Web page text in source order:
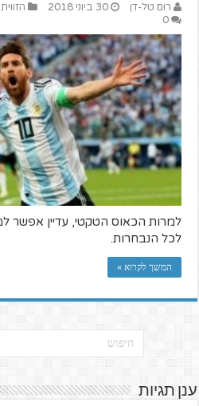
רום טל-דן 30 ביוני 2018
0
למרות הכאוס הטקטי, עדיין אפשר
לכל הנבחרות.
המשך לקרוא »
ענן תגיות